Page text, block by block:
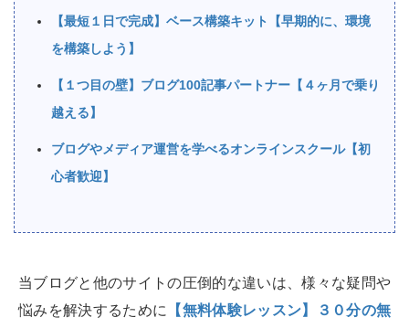
【最短１日で完成】ベース構築キット【早期的に、環境
を構築しよう】
【１つ目の壁】ブログ100記事パートナー【４ヶ月で乗り
越える】
ブログやメディア運営を学べるオンラインスクール【初
心者歓迎】
当ブログと他のサイトの圧倒的な違いは、様々な疑問や
悩みを解決するために
【無料体験レッスン】３０分の無